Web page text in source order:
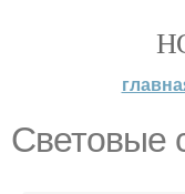
Световые